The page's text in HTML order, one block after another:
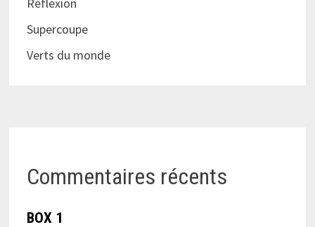
Supercoupe
Verts du monde
Commentaires récents
BOX 1